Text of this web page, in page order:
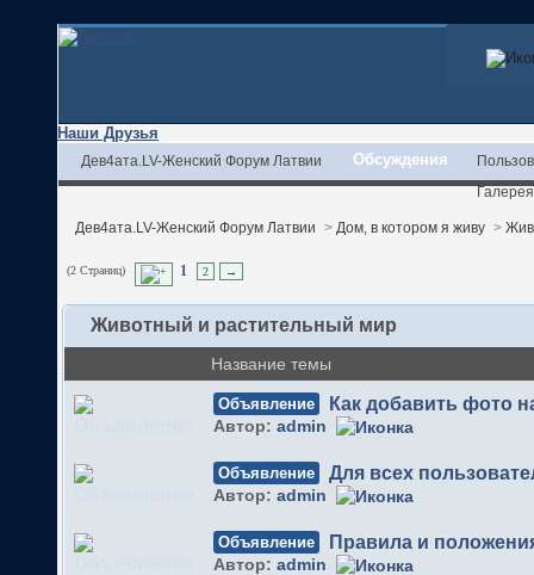
Наши Друзья
Дев4ата.LV-Женский Форум Латвии Обсуждения
Галерея
Дев4ата.LV-Женский Форум Латвии > Дом, в котором я живу >
(2 Страниц) 1 2 →
Животный и растительный мир
Название темы
Объявление Как добавить фото
Автор: admin
Объявление Для всех
Автор: admin
Объявление Правила и
Автор: admin